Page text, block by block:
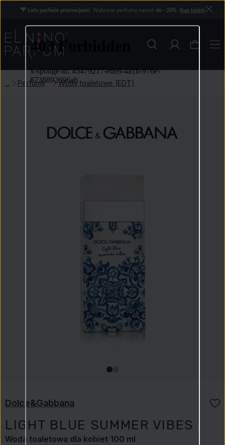
🌴 Lato pachnie promocjami. Wybrane perfumy nawet do −20%. Kup taniej
Perfumy Wody toaletowe (EDT)
Dolce&Gabbana
LIGHT BLUE SUMMER VIBES
Woda toaletowa dla kobiet 100 ml